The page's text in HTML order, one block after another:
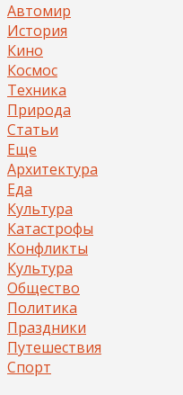
Автомир
История
Кино
Космос
Техника
Природа
Статьи
Еще
Архитектура
Еда
Культура
Катастрофы
Конфликты
Культура
Общество
Политика
Праздники
Путешествия
Спорт